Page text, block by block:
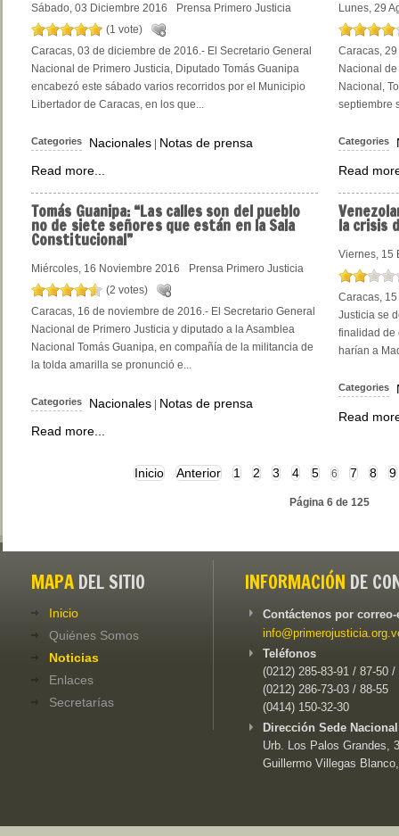
Sábado, 03 Diciembre 2016
Prensa Primero Justicia
(1 vote)
Caracas, 03 de diciembre de 2016.- El Secretario General
Nacional de Primero Justicia, Diputado Tomás Guanipa
encabezó este sábado varios recorridos por el Municipio
Libertador de Caracas, en los que...
Categories Nacionales | Notas de prensa
Read more...
Lunes, 29
Caracas,
Nacional
Nacional,
septiembre
Categories
Read
Tomás Guanipa: “Las calles son del pueblo
no de siete señores que están en la Sala
Constitucional”
Miércoles, 16 Noviembre 2016
Prensa Primero Justicia
(2 votes)
Caracas, 16 de noviembre de 2016.- El Secretario General
Nacional de Primero Justicia y diputado a la Asamblea
Nacional Tomás Guanipa, en compañía de la militancia de
la tolda amarilla se pronunció e...
Categories Nacionales
Notas de prensa
Read more...
la crisis
Viernes, 15
Caracas,
Justicia se
finalidad de
harían a
Categories
Read
Inicio Anterior 1 2 3 4 5 6 7 8 9
Página 6 de 125
MAPA DEL SITIO
Inicio
Quiénes Somos
Noticias
Enlaces
Secretarías
INFORMACIÓN DE
Contáctenos por
Teléfonos
(0212) 285-83-91 / 87-50 /
(0212) 286-73-03 / 88-55
(0414) 150-32-30
Dirección Sede
Urb. Los Palos Grandes,
Guillermo Villegas